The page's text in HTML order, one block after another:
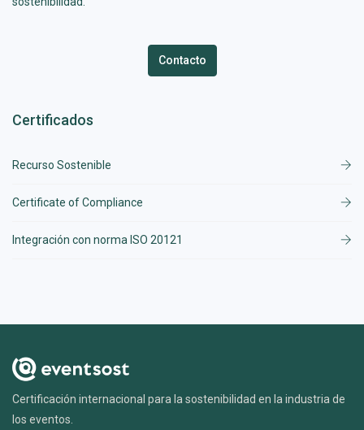
Contacto
Certificados
Recurso Sostenible
Certificate of Compliance
Integración con norma ISO 20121
Certificación internacional para la sostenibilidad en la industria de
los eventos.